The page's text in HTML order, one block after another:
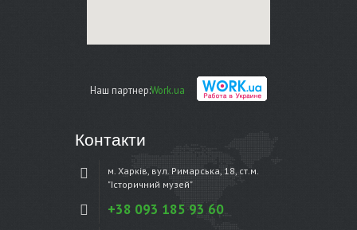
Наш партнер:Work.ua
Контакти
м. Харків, вул. Римарська, 18, ст.м.
"Історичний музей"
+38 093 185 93 60